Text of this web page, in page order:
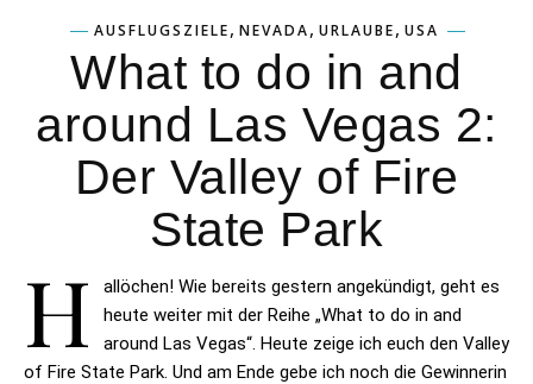
AUSFLUGSZIELE, NEVADA, URLAUBE, USA
What to do in and
around Las Vegas 2:
Der Valley of Fire
State Park
H
allöchen! Wie bereits gestern angekündigt, geht es
heute weiter mit der Reihe „What to do in and
around Las Vegas“. Heute zeige ich euch den Valley
of Fire State Park. Und am Ende gebe ich noch die Gewinnerin